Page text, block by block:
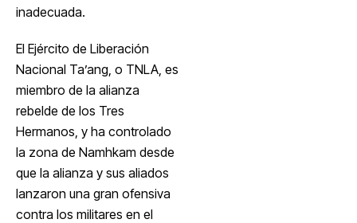
inadecuada.
El Ejército de Liberación
Nacional Ta’ang, o TNLA, es
miembro de la alianza
rebelde de los Tres
Hermanos, y ha controlado
la zona de Namhkam desde
que la alianza y sus aliados
lanzaron una gran ofensiva
contra los militares en el